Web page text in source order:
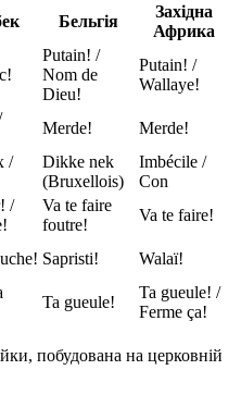
Бельгія
Західна
Африка
Putain! /
Nom de
Dieu!
Putain! /
Wallaye!
Merde!
Merde!
/
Dikke nek
(Bruxellois)
Imbécile /
Con
/
Va te faire
foutre!
Va te faire!
Sapristi! Walaï!
Ta gueule!
Ta gueule! /
Ferme ça!
побудована на церковній